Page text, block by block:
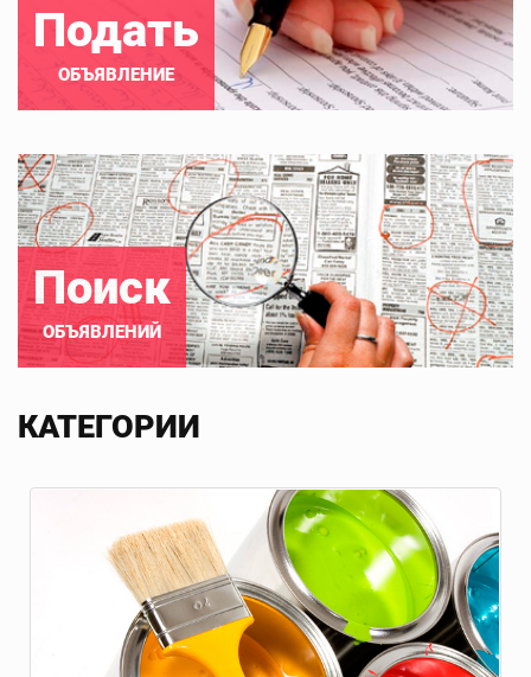
Подать
ОБЪЯВЛЕНИЕ
Поиск
ОБЪЯВЛЕНИЙ
КАТЕГОРИИ